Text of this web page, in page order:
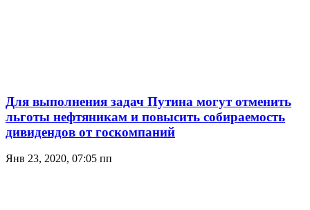
Для выполнения задач Путина могут отменить
льготы нефтяникам и повысить собираемость
дивидендов от госкомпаний
Янв 23, 2020, 07:05 пп